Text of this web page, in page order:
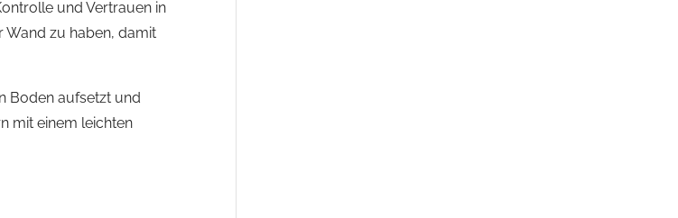
und Vertrauen in
Wand zu haben, damit
Boden aufsetzt und
mit einem leichten